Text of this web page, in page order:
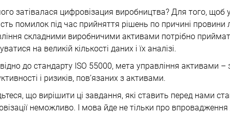
затівалася цифровізация виробництва? Для того,
помилок під час прийняття рішень по причині
складними виробничими активами потрібно
на великій кількості даних і їх аналізі.
до стандарту ISO 55000, мета управління активами
і ризиків, пов’язаних з активами.
що вирішити ці завдання, які ставить перед нами
неможливо. І мова йде не тільки про